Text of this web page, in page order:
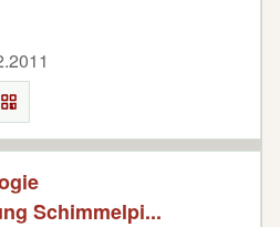
Schimmelpi...